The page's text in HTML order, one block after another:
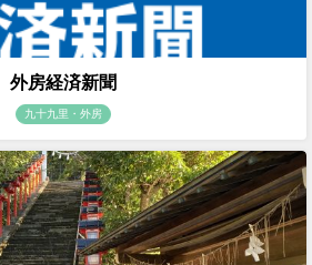
外房経済新聞
九十九里・外房